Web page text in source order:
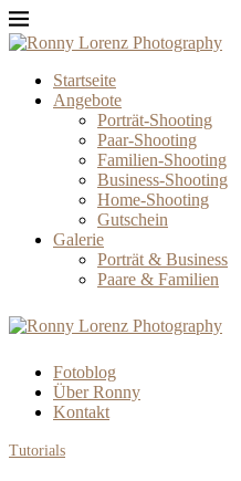
Startseite
Angebote
Porträt-Shooting
Paar-Shooting
Familien-Shooting
Business-Shooting
Home-Shooting
Gutschein
Galerie
Porträt & Business
Paare & Familien
Fotoblog
Über Ronny
Kontakt
Tutorials